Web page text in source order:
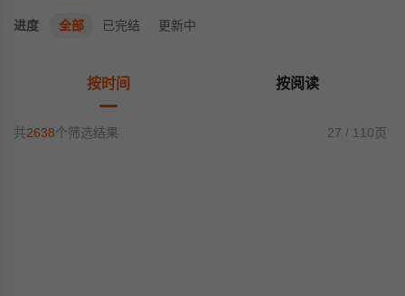
进度 全部 已完结 更新中
按时间 按阅读
27 / 110页
共2638个筛选结果